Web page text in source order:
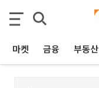
마켓 금융 부동산